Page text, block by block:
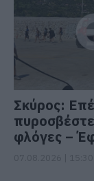
Σκύρος:
φλόγες –